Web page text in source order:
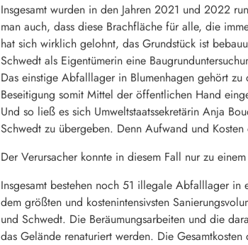
Insgesamt wurden in den Jahren 2021 und 2022
man auch, dass diese Brachfläche für alle, die
hat sich wirklich gelohnt, das Grundstück ist
Schwedt als Eigentümerin eine
Das einstige Abfalllager in Blumenhagen gehört
Beseitigung somit Mittel der öffentlichen Hand
Und so ließ es sich Umweltstaatssekretärin Anja
Schwedt zu übergeben. Denn Aufwand und
Der Verursacher konnte in diesem Fall nur zu
Insgesamt bestehen noch 51 illegale Abfalllager
dem größten und kostenintensivsten
und Schwedt. Die Beräumungsarbeiten und die
das Gelände renaturiert werden. Die